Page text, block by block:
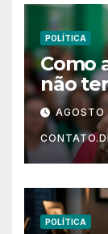
POLÍTICA
Como
não
após
POLÍTICA